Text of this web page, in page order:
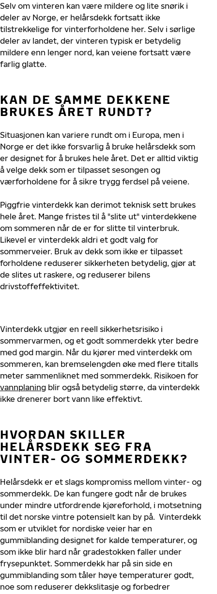
Selv om vinteren kan være mildere og lite snørik i
deler av Norge, er helårsdekk fortsatt ikke
tilstrekkelige for vinterforholdene her. Selv i sørlige
deler av landet, der vinteren typisk er betydelig
mildere enn lenger nord, kan veiene fortsatt være
farlig glatte.
KAN DE SAMME DEKKENE
BRUKES ÅRET RUNDT?
Situasjonen kan variere rundt om i Europa, men i
Norge er det ikke forsvarlig å bruke helårsdekk som
er designet for å brukes hele året. Det er alltid viktig
å velge dekk som er tilpasset sesongen og
værforholdene for å sikre trygg ferdsel på veiene.
Piggfrie vinterdekk kan derimot teknisk sett brukes
hele året. Mange fristes til å "slite ut" vinterdekkene
om sommeren når de er for slitte til vinterbruk.
Likevel er vinterdekk aldri et godt valg for
sommerveier. Bruk av dekk som ikke er tilpasset
forholdene reduserer sikkerheten betydelig, gjør at
de slites ut raskere, og reduserer bilens
drivstoffeffektivitet.
Vinterdekk utgjør en reell sikkerhetsrisiko i
sommervarmen, og et godt sommerdekk yter bedre
med god margin. Når du kjører med vinterdekk om
sommeren, kan bremselengden øke med flere titalls
meter sammenliknet med sommerdekk. Risikoen for
vannplaning blir også betydelig større, da vinterdekk
ikke drenerer bort vann like effektivt.
HVORDAN SKILLER
HELÅRSDEKK SEG FRA
VINTER- OG SOMMERDEKK?
Helårsdekk er et slags kompromiss mellom vinter- og
sommerdekk. De kan fungere godt når de brukes
under mindre utfordrende kjøreforhold, i motsetning
til det norske vintre potensielt kan by på. Vinterdekk
som er utviklet for nordiske veier har en
gummiblanding designet for kalde temperaturer, og
som ikke blir hard når gradestokken faller under
frysepunktet. Sommerdekk har på sin side en
gummiblanding som tåler høye temperaturer godt,
noe som reduserer dekkslitasje og forbedrer